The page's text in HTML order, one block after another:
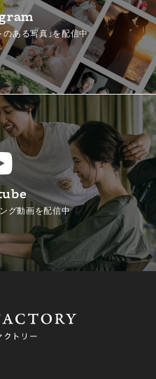
のある写真」を配信中
グ動画を配信中